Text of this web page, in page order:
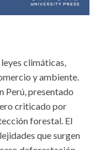
climáticas,
y ambiente.
Perú, presentado
criticado por
forestal. El
que surgen